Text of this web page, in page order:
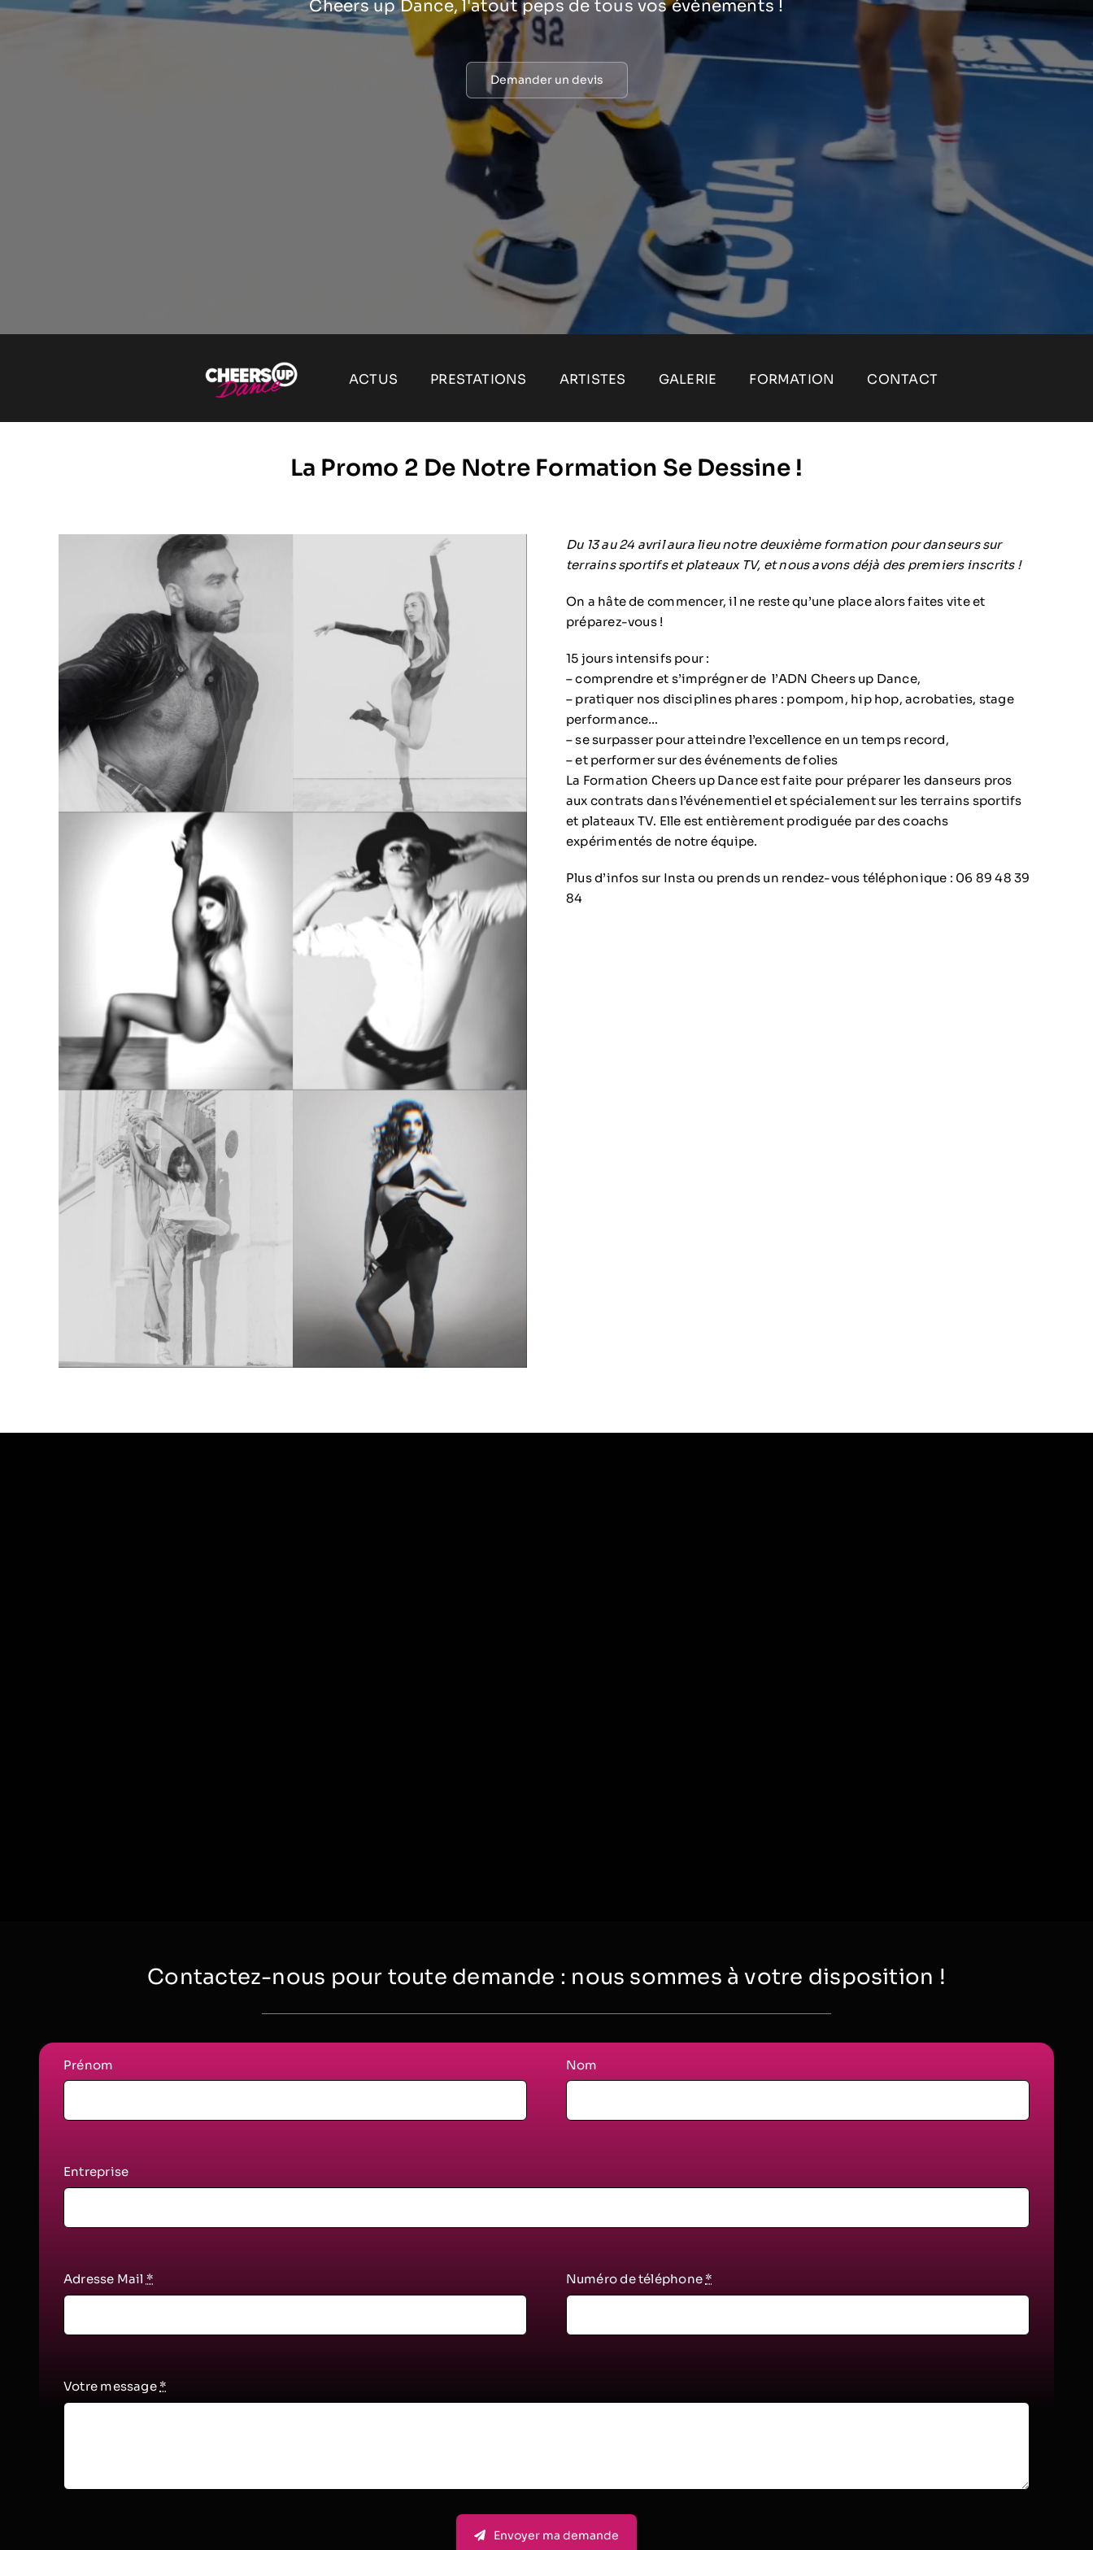
Cheers up Dance, l'atout peps de tous vos évènements !
Demander un devis
ACTUS PRESTATIONS ARTISTES GALERIE FORMATION CONTACT
La Promo 2 De Notre Formation Se Dessine !
Du 13 au 24 avril aura lieu notre deuxième formation pour danseurs sur
terrains sportifs et plateaux TV, et nous avons déjà des premiers inscrits !
On a hâte de commencer, il ne reste qu’une place alors faites vite et
préparez-vous !
15 jours intensifs pour :
– comprendre et s’imprégner de l’ADN Cheers up Dance,
– pratiquer nos disciplines phares : pompom, hip hop, acrobaties, stage
performance…
– se surpasser pour atteindre l’excellence en un temps record,
– et performer sur des événements de folies
La Formation Cheers up Dance est faite pour préparer les danseurs pros
aux contrats dans l’événementiel et spécialement sur les terrains sportifs
et plateaux TV. Elle est entièrement prodiguée par des coachs
expérimentés de notre équipe.
Plus d’infos sur Insta ou prends un rendez-vous téléphonique : 06 89 48 39
84
Contactez-nous pour toute demande : nous sommes à votre disposition !
Prénom Nom
Entreprise
Adresse Mail * Numéro de téléphone *
Votre message*
Envoyer ma demande